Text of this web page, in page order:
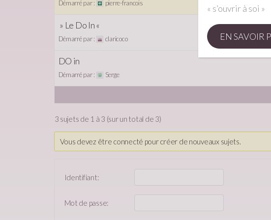
Démarré par : pierre-francois
» Le Do In «
Démarré par : claricoco
DO in
Démarré par : Serge
3 sujets de 1 à 3 (sur un total de 3)
Vous devez être connecté pour créer de nouveaux sujets.
Identifiant:
Mot de passe:
« s’ouvrir à soi »
EN SAVOIR